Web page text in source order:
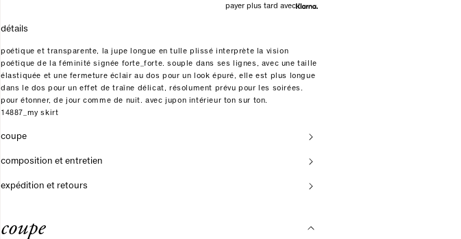
payer plus tard avec
détails
poétique et transparente, la jupe longue en tulle plissé interprète la vision
poétique de la féminité signée forte_forte. souple dans ses lignes, avec une taille
élastiquée et une fermeture éclair au dos pour un look épuré, elle est plus longue
dans le dos pour un effet de traîne délicat, résolument prévu pour les soirées.
pour étonner, de jour comme de nuit. avec jupon intérieur ton sur ton.
14887_my skirt
coupe
composition et entretien
expédition et retours
coupe